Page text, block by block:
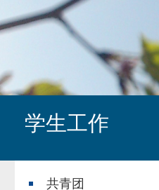
学生工作
共青团